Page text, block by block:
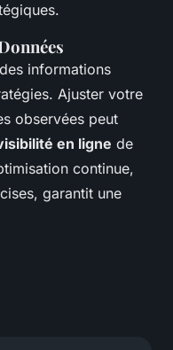
informations
Ajuster votre
observées peut
en ligne de
continue,
garantit une